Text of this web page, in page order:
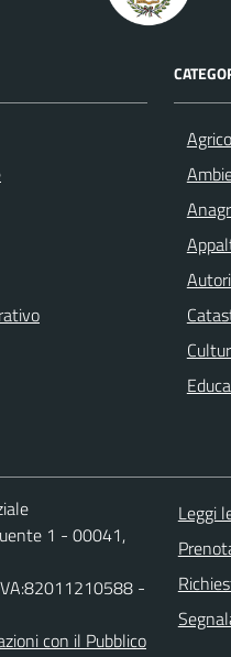
1 - 00041,
-
con il Pubblico
Leggi